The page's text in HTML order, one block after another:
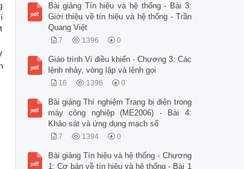
Bài giảng Tín hiệu và hệ thống - Bài 3:
Giới thiệu về tín hiệu và hệ thống - Trần
Quang Việt
7 1396 0
Giáo trình Vi điều khiển - Chương 3: Các
lệnh nhảy, vòng lặp và lệnh gọi
16 1396 0
Bài giảng Thí nghiệm Trang bị điện trong
máy công nghiệp (ME2006) - Bài 4:
Khảo sát và ứng dụng mạch số
7 1394 0
Bài giảng Tín hiệu và hệ thống - Chương
1: Cơ bản về tín hiệu và hệ thống - Bài 1